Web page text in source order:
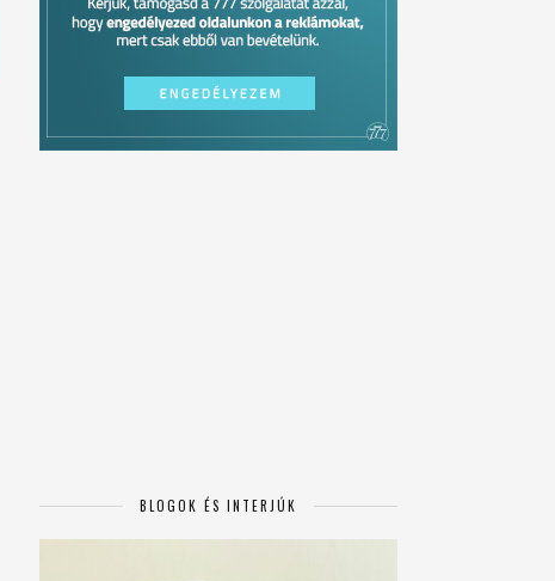
BLOGOK ÉS INTERJÚK